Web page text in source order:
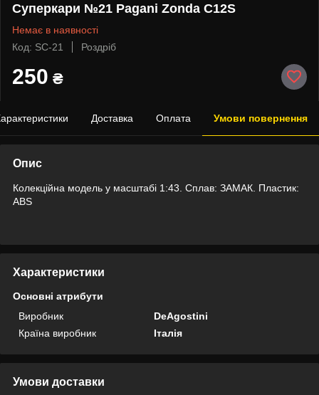
Суперкари №21 Pagani Zonda C12S
Немає в наявності
Код: SC-21
Роздріб
250 ₴
Доставка Оплата Умови повернення
Опис
Колекційна модель у масштабі 1:43. Сплав: ЗАМАК. Пластик:
АВS
Характеристики
Основні атрибути
Виробник
DeAgostini
Країна виробник
Італія
Умови доставки